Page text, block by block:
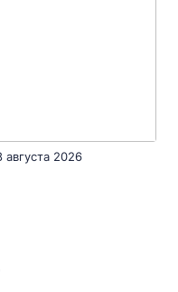
августа 2026